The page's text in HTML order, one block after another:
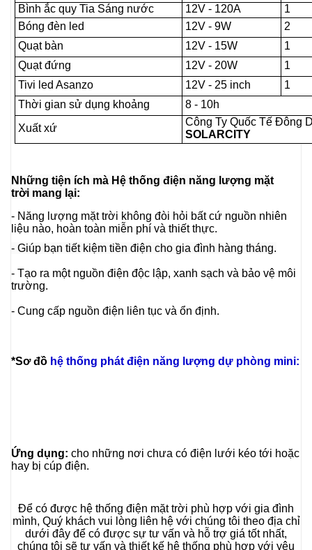
Bình ắc quy Tia Sáng nước
12V - 120A
1
Bóng đèn led
12V - 9W
2
Quạt bàn
12V - 15W
1
Quạt đứng
12V - 20W
1
Tivi led Asanzo
12V - 25 inch
1
Thời gian sử dụng khoảng
8 - 10h
Xuất xứ
Công Ty Quốc Tế Đông
SOLARCITY
Những tiện ích mà Hệ thống điện năng lượng mặt
trời mang lại:
- Năng lượng mặt trời không đòi hỏi bất cứ nguồn nhiên
liệu nào, hoàn toàn miễn phí và thiết thực.
- Giúp bạn tiết kiệm tiền điện cho gia đình hàng tháng.
- Tạo ra một nguồn điện độc lập, xanh sạch và bảo vệ môi
trường.
- Cung cấp nguồn điện liên tục và ổn định.
*Sơ đồ hệ thống phát điện năng lượng dự phòng mini:
Ứng dụng: cho những nơi chưa có điện lưới kéo tới hoặc
hay bị cúp điện.
Để có được hệ thống điện mặt trời phù hợp với gia đình
mình, Quý khách vui lòng liên hệ với chúng tôi theo địa chỉ
dưới đây để có được sự tư vấn và hỗ trợ giá tốt nhất,
chúng tôi sẽ tư vấn và thiết kế hệ thống phù hợp với yêu